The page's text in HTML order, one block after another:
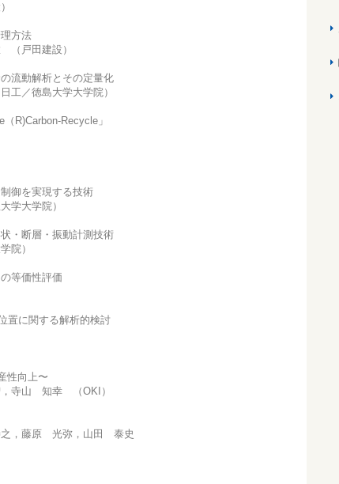
方法
戸田建設）
流動解析とその定量化
／徳島大学大学院）
R)Carbon-Recycle」
御を実現する技術
大学院）
・断層・振動計測技術
院）
等価性評価
置に関する解析的検討
性向上〜
寺山 知幸 （OKI）
，藤原 光弥，山田 泰史